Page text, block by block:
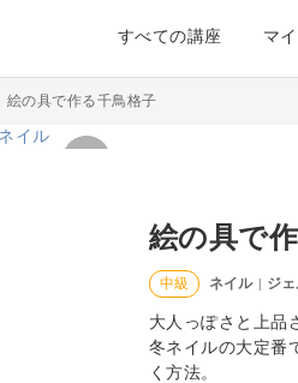
すべての講座 マ
絵の具で作る千鳥格子
絵の具で
中級 ネイル | ジ
大人っぽさと上品
冬ネイルの大定番
く方法。